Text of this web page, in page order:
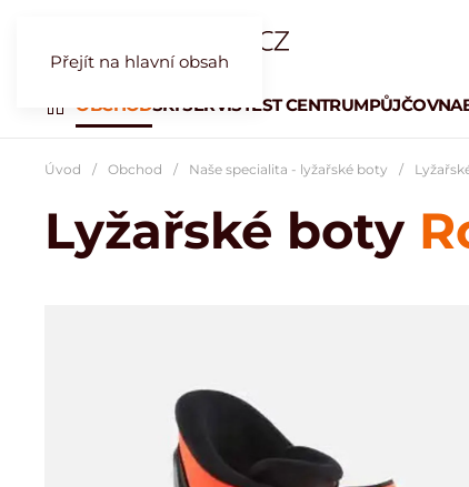
Přejít na hlavní obsah
OBCHODSKI SERVISTEST CENTRUMPŮJČOVNA
Úvod Obchod Naše specialita - lyžařské boty
Lyžařské boty